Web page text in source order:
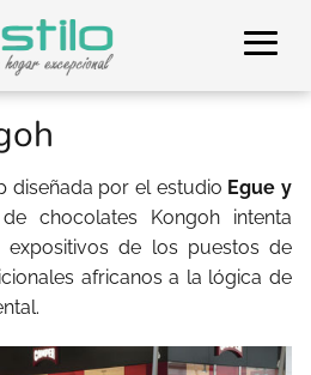
diseñada por el estudio Egue y
chocolates Kongoh intenta
de los puestos de
africanos a la lógica de